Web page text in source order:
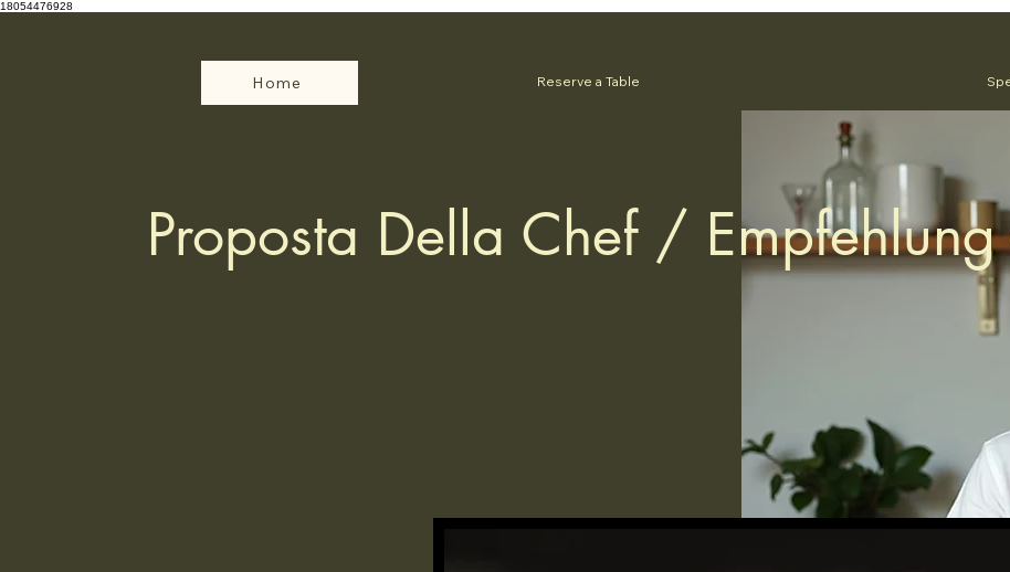
18054476928
Home Reserve a Table
Unsere
Woche eine neue,
italienischer
der jede Woche
besonders ist.
Proposta Della Chef /